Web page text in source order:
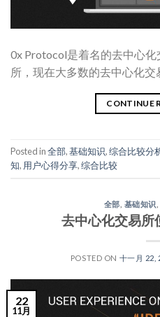
0x Protocol是着名的去中心
所，现在大多数的去中心化
CONTINUE
Posted in全部,基础知识,综合比较分
知, 用户心得分享,综合比较
全部 基础知识
去中心化交易所
POSTED ON 十一月 22,
22
11月